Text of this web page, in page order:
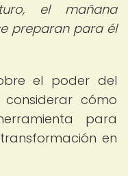
el mañana
preparan para él
el poder del
cómo
para
en